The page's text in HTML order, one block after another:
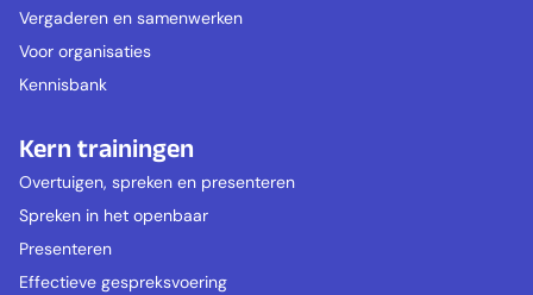
Vergaderen en samenwerken
Voor organisaties
Kennisbank
Kern trainingen
Overtuigen, spreken en presenteren
Spreken in het openbaar
Presenteren
Effectieve gespreksvoering